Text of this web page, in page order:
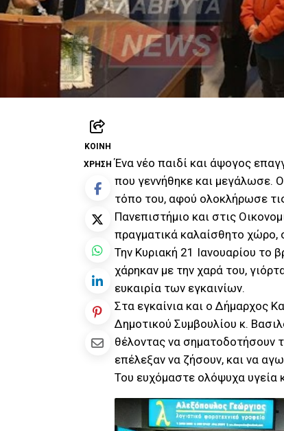
ΚΟΙΝΉ
ΧΡΉΣΗ Ένα νέο παιδί και άψογος
που γεννήθηκε και μεγάλωσε.
τόπο του, αφού ολοκλήρωσε
Πανεπιστήμιο και στις
πραγματικά καλαίσθητο χώρο,
Την Κυριακή 21 Ιανουαρίου το
χάρηκαν με την χαρά του,
ευκαιρία των εγκαινίων.
Στα εγκαίνια και ο Δήμαρχος
Δημοτικού Συμβουλίου κ.
θέλοντας να σηματοδοτήσουν
επέλεξαν να ζήσουν, και να
Του ευχόμαστε ολόψυχα υγεία